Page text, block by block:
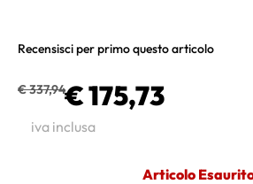
Recensisci per primo questo articolo
€ 337,94€ 175,73
iva inclusa
Articolo